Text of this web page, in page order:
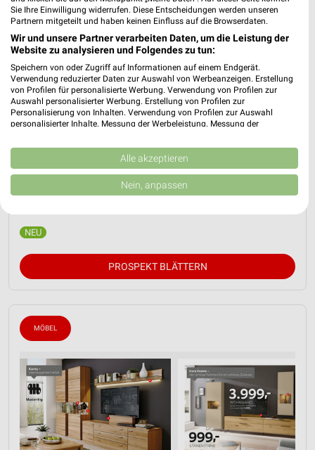
XXXLutz Prospekt ab Sa. den 08.08.
Musterring
Gültig von 08. Aug. bis 14. Aug.
PROSPEKT BLÄTTERN
MÖBEL
Sie Ihre Einwilligung widerrufen. Diese Entscheidungen werden unseren
Partnern mitgeteilt und haben keinen Einfluss auf die Browserdaten.
Wir und unsere Partner verarbeiten Daten, um die Leistung der
Website zu analysieren und Folgendes zu tun:
Speichern von oder Zugriff auf Informationen auf einem Endgerät.
Verwendung reduzierter Daten zur Auswahl von Werbeanzeigen. Erstellung
von Profilen für personalisierte Werbung. Verwendung von Profilen zur
Auswahl personalisierter Werbung. Erstellung von Profilen zur
Personalisierung von Inhalten. Verwendung von Profilen zur Auswahl
personalisierter Inhalte. Messung der Werbeleistung. Messung der
Kombinationen von Daten aus verschiedenen Quellen. Entwicklung und
Verbesserung der Angebote. Verwendung reduzierter Daten zur Auswahl
von Inhalten.
Daten können außerhalb der Europäischen Union weitergegeben und in die
USA gesendet werden.
Website/App.
Partnerliste anzeigen (1 IAB-Anbieter)
Wir nutzen Ihre Daten für folgende Zwecke:
IAB-Verarbeitungszwecke:
Verwendung reduzierter Daten zur Auswahl von
Erstellung von Profilen für personalisierte
Werbung
Verwendung von Profilen zur Auswahl
personalisierter Werbung
Alle akzeptieren
Nein, anpassen